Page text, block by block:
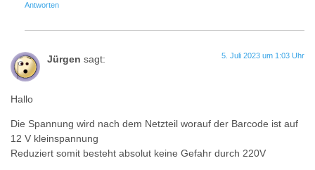
Antworten
Jürgen sagt: 5. Juli 2023 um 1:03 Uhr
Hallo
Die Spannung wird nach dem Netzteil worauf der Barcode ist auf
12 V kleinspannung
Reduziert somit besteht absolut keine Gefahr durch 220V